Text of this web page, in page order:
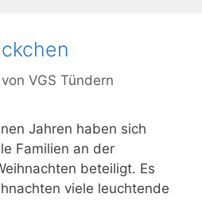
von VGS Tündern
Jahren haben sich
Familien an der
beteiligt. Es
viele leuchtende